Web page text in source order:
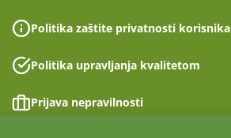
Politika zaštite privatnosti korisnika
Politika upravljanja kvalitetom
Prijava nepravilnosti